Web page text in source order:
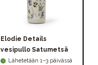
Elodie Details
vesipullo Satumetsä
Lähetetään 1–3 päivässä